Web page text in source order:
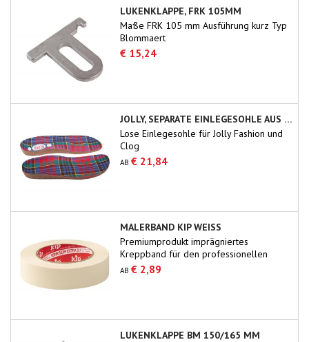
LUKENKLAPPE, FRK 105MM
Maße FRK 105 mm Ausführung kurz Typ
Blommaert
€ 15,24
JOLLY, SEPARATE EINLEGESOHLE AUS KORK
Lose Einlegesohle für Jolly Fashion und
Clog
AB € 21,84
MALERBAND KIP WEISS
Premiumprodukt imprägniertes
Kreppband für den professionellen
Gebrauch.
AB € 2,89
LUKENKLAPPE BM 150/165 MM